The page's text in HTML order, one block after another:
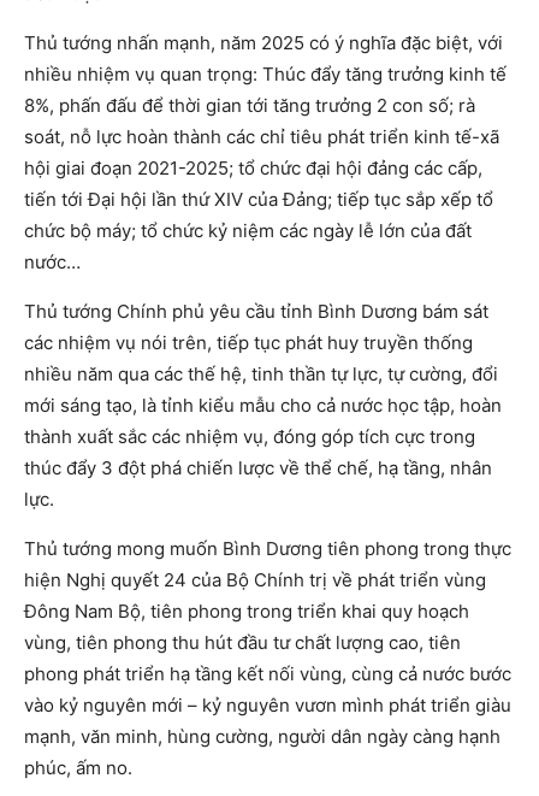
Thủ tướng nhấn mạnh, năm 2025 có ý nghĩa đặc biệt, với
nhiều nhiệm vụ quan trọng: Thúc đẩy tăng trưởng kinh tế
8%, phấn đấu để thời gian tới tăng trưởng 2 con số; rà
soát, nỗ lực hoàn thành các chỉ tiêu phát triển kinh tế-xã
hội giai đoạn 2021-2025; tổ chức đại hội đảng các cấp,
tiến tới Đại hội lần thứ XIV của Đảng; tiếp tục sắp xếp tổ
chức bộ máy; tổ chức kỷ niệm các ngày lễ lớn của đất
nước…
Thủ tướng Chính phủ yêu cầu tỉnh Bình Dương bám sát
các nhiệm vụ nói trên, tiếp tục phát huy truyền thống
nhiều năm qua các thế hệ, tinh thần tự lực, tự cường, đổi
mới sáng tạo, là tỉnh kiểu mẫu cho cả nước học tập, hoàn
thành xuất sắc các nhiệm vụ, đóng góp tích cực trong
thúc đẩy 3 đột phá chiến lược về thể chế, hạ tầng, nhân
lực.
Thủ tướng mong muốn Bình Dương tiên phong trong thực
hiện Nghị quyết 24 của Bộ Chính trị về phát triển vùng
Đông Nam Bộ, tiên phong trong triển khai quy hoạch
vùng, tiên phong thu hút đầu tư chất lượng cao, tiên
phong phát triển hạ tầng kết nối vùng, cùng cả nước bước
vào kỷ nguyên mới – kỷ nguyên vươn mình phát triển giàu
mạnh, văn minh, hùng cường, người dân ngày càng hạnh
phúc, ấm no.